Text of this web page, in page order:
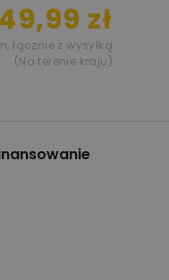
zł
,łącznie z wysyłką
(Na terenie kraju)